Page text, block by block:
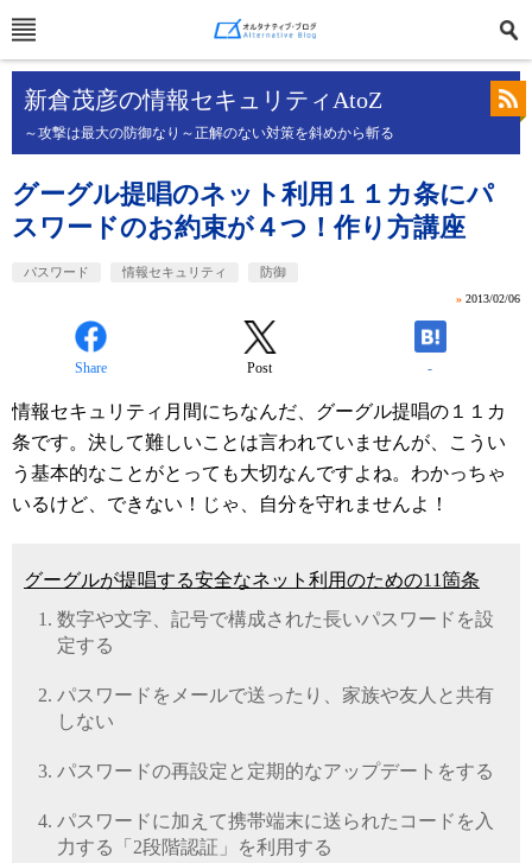
新倉茂彦の情報セキュリティAtoZ
～攻撃は最大の防御なり～正解のない対策を斜めから斬る
グーグル提唱のネット利用１１カ条にパ
スワードのお約束が４つ！作り方講座
パスワード 情報セキュリティ 防御
» 2013/02/06
Share Post -
情報セキュリティ月間にちなんだ、グーグル提唱の１１カ
条です。決して難しいことは言われていませんが、こうい
う基本的なことがとっても大切なんですよね。わかっちゃ
いるけど、できない！じゃ、自分を守れませんよ！
グーグルが提唱する安全なネット利用のための11箇条
数字や文字、記号で構成された長いパスワードを設
定する
パスワードをメールで送ったり、家族や友人と共有
しない
パスワードの再設定と定期的なアップデートをする
パスワードに加えて携帯端末に送られたコードを入
力する「2段階認証」を利用する